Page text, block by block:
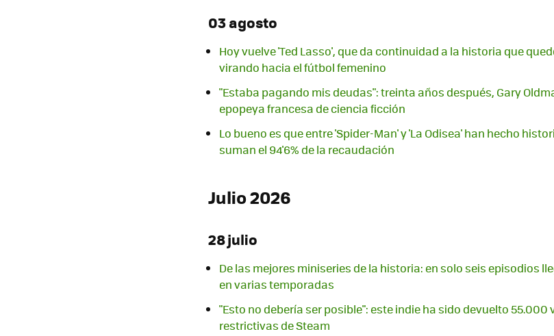
03 agosto
Hoy vuelve 'Ted Lasso', que da continuidad a la historia que
virando hacia el fútbol femenino
"Estaba pagando mis deudas": treinta años después, Gary
epopeya francesa de ciencia ficción
Lo bueno es que entre 'Spider-Man' y 'La Odisea' han hecho
suman el 94'6% de la recaudación
Julio 2026
28 julio
De las mejores miniseries de la historia: en solo seis episodios
en varias temporadas
"Esto no debería ser posible": este indie ha sido devuelto
restrictivas de Steam